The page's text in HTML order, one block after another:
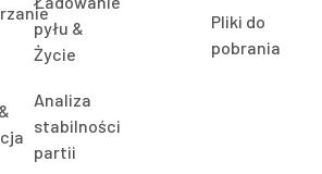
pyłu &
Życie
Analiza
stabilności
partii
Pliki do
pobrania